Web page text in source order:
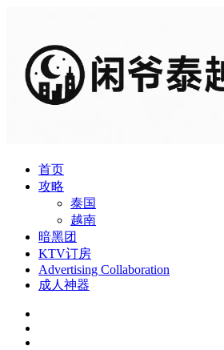
首页
攻略
泰国
越南
暗黑团
KTV订房
Advertising Collaboration
成人神器